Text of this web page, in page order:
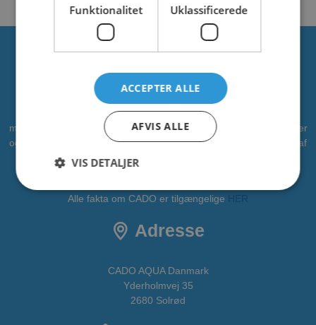
Om os
CADO er en professionel leverandør af vandleg, legepladser og
meget mere. Vi har leveret vandleg til kommuner, zoologiske haver
og campingpladser. Vi ønsker at bidrage som partner i alle faser af
projektet - fra idé til realisering. CADOAQUA er vores
vandlegeplads.
Alle fakta om CADO er tilgængelige HER
Adresse
CADO AQUA Danmark
Yderholmvej 35
2680 Solrød
Funktionalitet Uklassificerede
ACCEPTER ALLE
AFVIS ALLE
VIS DETALJER